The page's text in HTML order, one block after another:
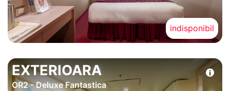
indisponibil
EXTERIOARA
OR2 - Deluxe Fantastica